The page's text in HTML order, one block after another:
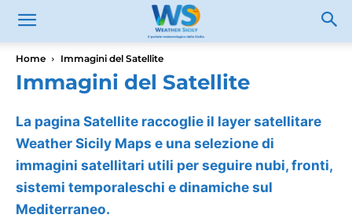
Home Immagini del Satellite
Immagini del Satellite
La pagina Satellite raccoglie il layer satellitare
Weather Sicily Maps e una selezione di
immagini satellitari utili per seguire nubi, fronti,
sistemi temporaleschi e dinamiche sul
Mediterraneo.